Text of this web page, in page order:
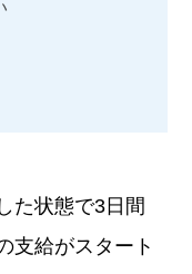
た状態で3日間
支給がスタート